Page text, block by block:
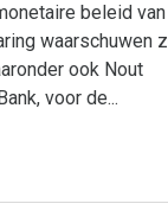
beleid
waarschuwen
ook Nout
voor de...